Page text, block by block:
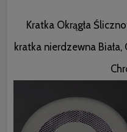
Kratka Okrągła
kratka nierdzewna Biała,